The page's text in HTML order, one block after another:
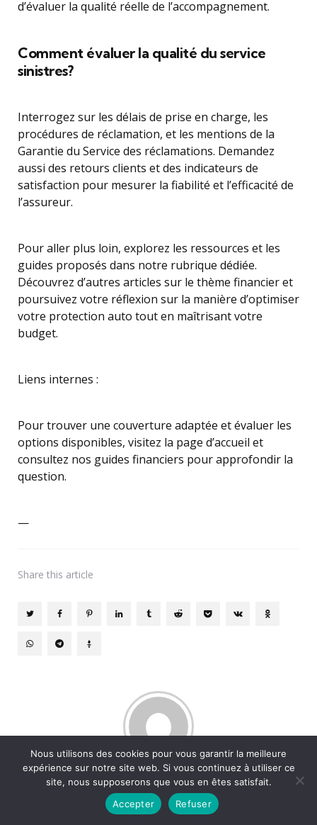
d’évaluer la qualité réelle de l’accompagnement.
Comment évaluer la qualité du service
sinistres?
Interrogez sur les délais de prise en charge, les
procédures de réclamation, et les mentions de la
Garantie du Service des réclamations. Demandez
aussi des retours clients et des indicateurs de
satisfaction pour mesurer la fiabilité et l’efficacité de
l’assureur.
Pour aller plus loin, explorez les ressources et les
guides proposés dans notre rubrique dédiée.
Découvrez d’autres articles sur le thème financier et
poursuivez votre réflexion sur la manière d’optimiser
votre protection auto tout en maîtrisant votre
budget.
Liens internes :
Pour trouver une couverture adaptée et évaluer les
options disponibles, visitez la page d’accueil et
consultez nos guides financiers pour approfondir la
question.
—
Share this article
Written by
Autopassion Administrateur
Nous utilisons des cookies pour vous garantir la meilleure
expérience sur notre site web. Si vous continuez à utiliser ce
site, nous supposerons que vous en êtes satisfait.
Accepter
Refuser